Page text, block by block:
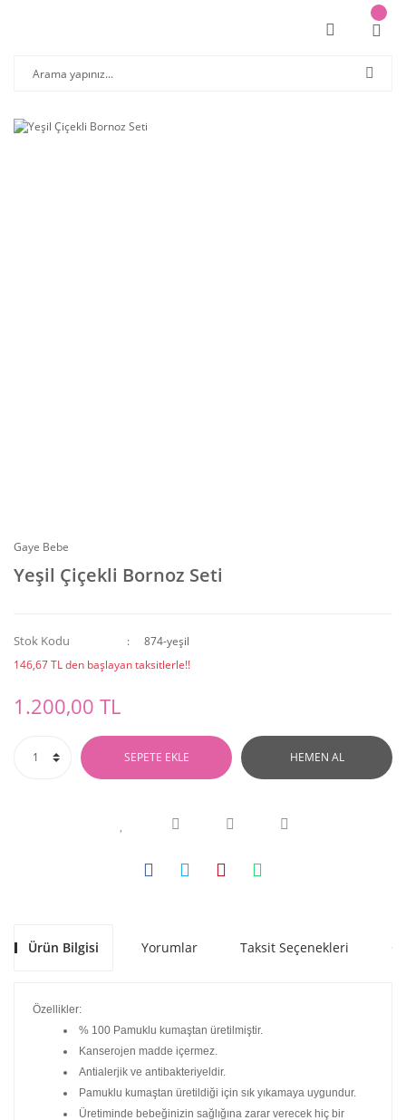
Gaye Bebe
Yeşil Çiçekli Bornoz Seti
Stok Kodu
874-yeşil
146,67 TL den başlayan taksitlerle!!
1.200,00 TL
SEPETE EKLE HEMEN AL
Ürün Bilgisi Yorumlar Taksit Seçenekleri
Özellikler:
% 100 Pamuklu kumaştan üretilmiştir.
Kanserojen madde içermez.
Antialerjik ve antibakteriyeldir.
Pamuklu kumaştan üretildiği için sık yıkamaya uygundur.
Üretiminde bebeğinizin sağlığına zarar verecek hiç bir